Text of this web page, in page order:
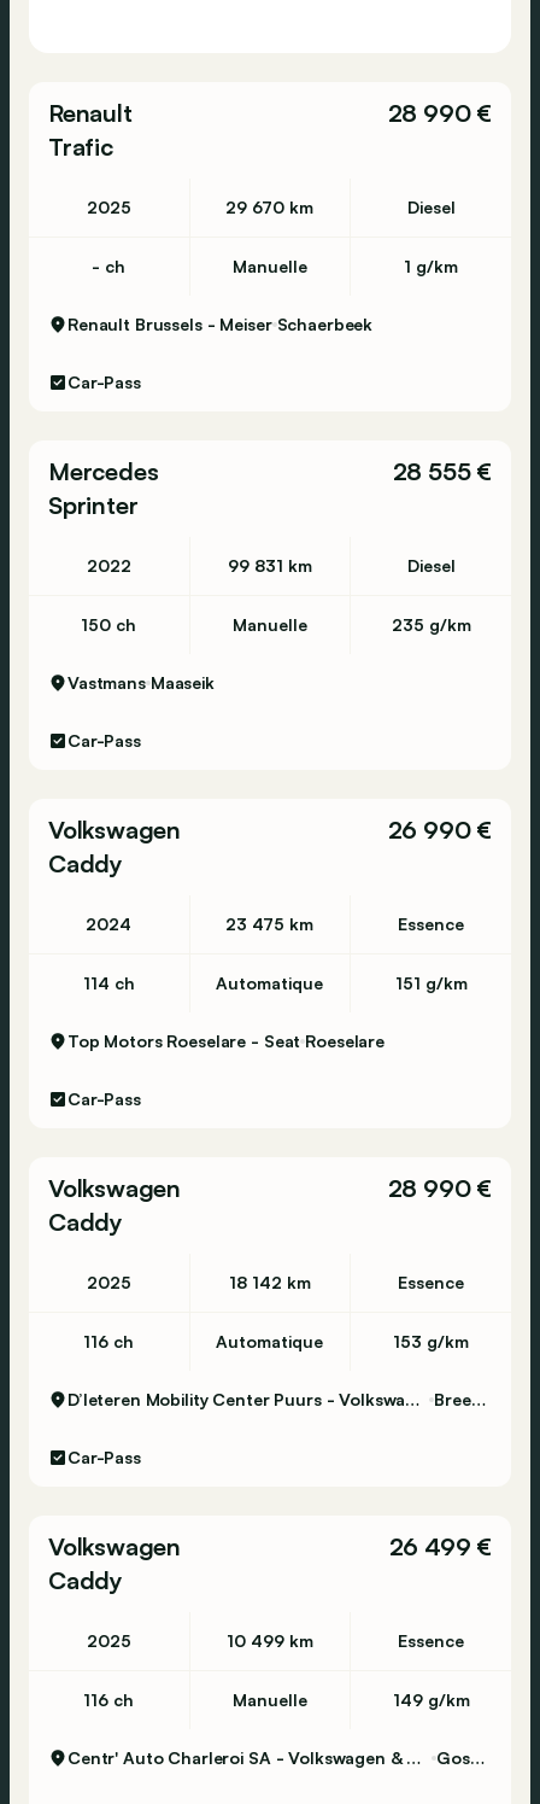
te controleren.
Francais / We speak English / Wir sprechen
Renault
Trafic
28 990 €
2025 29 670 km Diesel
- ch Manuelle 1 g/km
Renault Brussels - Meiser Schaerbeek
Car-Pass
Mercedes
Sprinter
28 555 €
2022 99 831 km Diesel
150 ch Manuelle 235 g/km
Vastmans Maaseik
Car-Pass
Volkswagen
Caddy
26 990 €
2024 23 475 km Essence
114 ch Automatique 151 g/km
Top Motors Roeselare - Seat Roeselare
Car-Pass
Volkswagen
Caddy
28 990 €
2025 18 142 km Essence
116 ch Automatique 153 g/km
D’Ieteren Mobility Center Puurs - Volkswagen & Commercial Vehicles Breendonk
Car-Pass
Volkswagen
Caddy
26 499 €
2025 10 499 km Essence
116 ch Manuelle 149 g/km
Centr' Auto Charleroi SA - Volkswagen & Commercial Vehicles Gosselies